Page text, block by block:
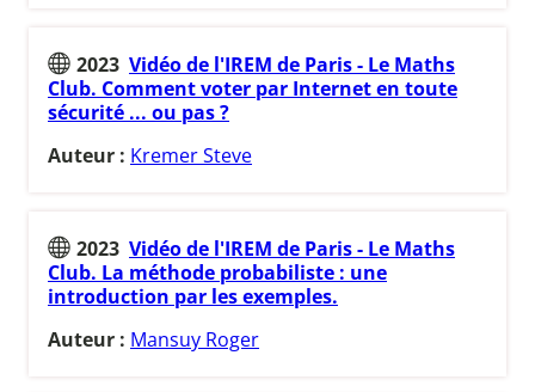
2023 Vidéo de l'IREM de Paris - Le Maths
Club. Comment voter par Internet en toute
sécurité ... ou pas ?
Auteur : Kremer Steve
2023 Vidéo de l'IREM de Paris - Le Maths
Club. La méthode probabiliste : une
introduction par les exemples.
Auteur : Mansuy Roger